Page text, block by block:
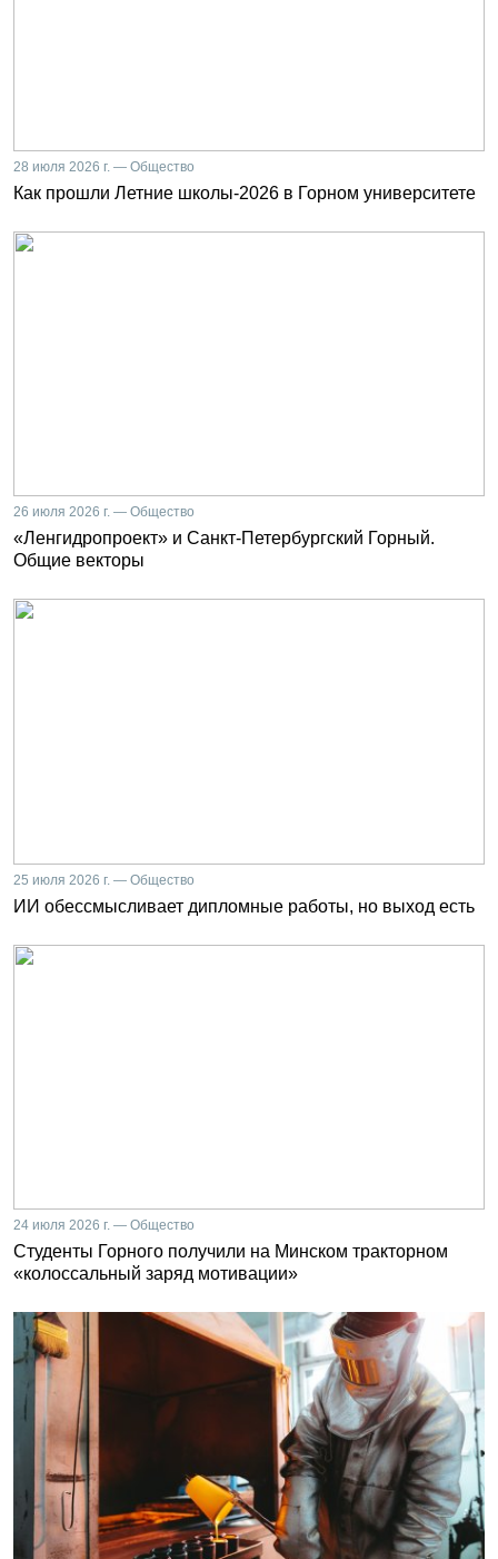
28 июля 2026 г. — Общество
Как прошли Летние школы-2026 в Горном университете
26 июля 2026 г. — Общество
«Ленгидропроект» и Санкт-Петербургский Горный.
Общие векторы
25 июля 2026 г. — Общество
ИИ обессмысливает дипломные работы, но выход есть
24 июля 2026 г. — Общество
Студенты Горного получили на Минском тракторном
«колоссальный заряд мотивации»